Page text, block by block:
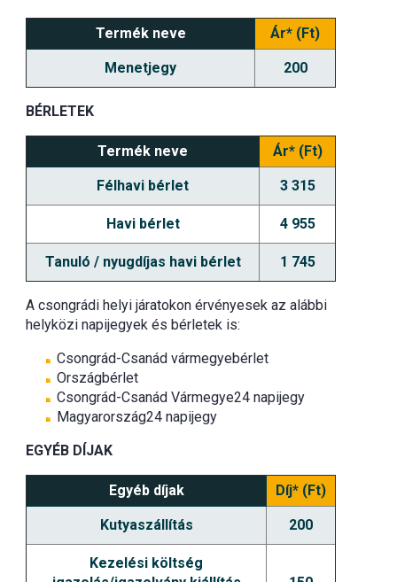
Termék neve Ár* (Ft)
Menetjegy 200
BÉRLETEK
Termék neve Ár* (Ft)
Félhavi bérlet 3 315
Havi bérlet 4 955
Tanuló / nyugdíjas havi bérlet 1 745
A csongrádi helyi járatokon érvényesek az alábbi
helyközi napijegyek és bérletek is:
Csongrád-Csanád vármegyebérlet
Országbérlet
Csongrád-Csanád Vármegye24 napijegy
Magyarország24 napijegy
EGYÉB DÍJAK
Egyéb díjak Díj* (Ft)
Kutyaszállítás 200
Kezelési költség